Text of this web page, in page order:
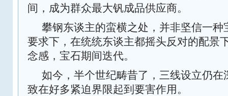
间，成为群众最大钒成品供应商。
攀钢东谈主的蛮横之处，并非坚信一种
要求下，在统统东谈主都摇头反对的配景
念感，宝石期间迭代。
如今，半个世纪畴昔了，三线设立仍在
致在好多紧迫界限起到要害作用。